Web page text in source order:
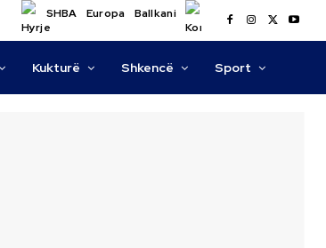
SHBA Europa Ballkani
Kukturë Shkencë Sport